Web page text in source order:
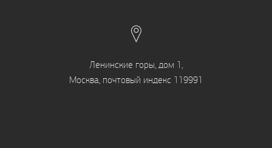
Ленинские горы, дом 1,
Москва, почтовый индекс 119991